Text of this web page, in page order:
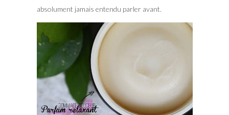
absolument jamais entendu parler avant.